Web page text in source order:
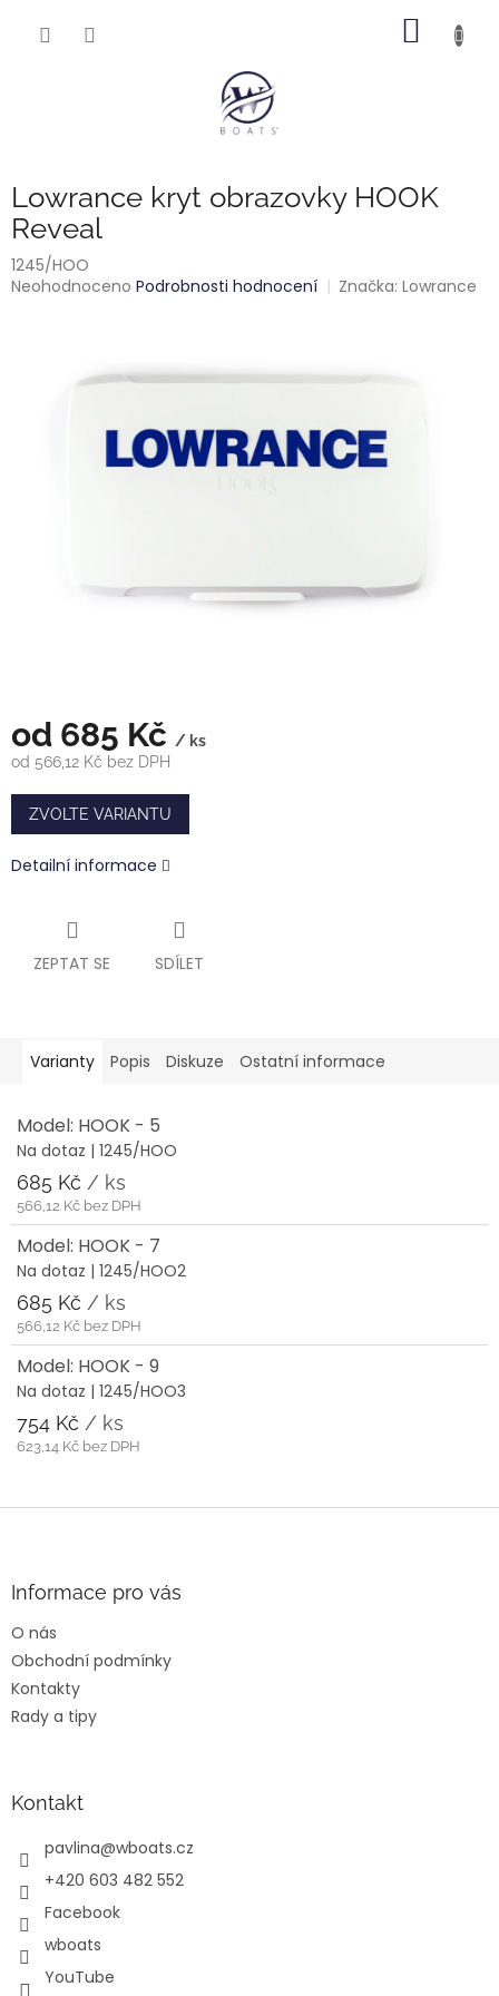
Lowrance kryt obrazovky HOOK
Reveal
1245/HOO
Průměrné
Neohodnoceno Podrobnosti hodnocení Značka:Lowrance
od 685 Kč / ks
od 566,12 Kč bez DPH
Měrná
cena:
ZVOLTE VARIANTU
Detailní informace
ZEPTAT SE SDÍLET
Varianty Popis Diskuze Ostatní informace
Model: HOOK - 5
Na dotaz | 1245/HOO
685 Kč / ks
566,12 Kč bez DPH
Model: HOOK - 7
Na dotaz | 1245/HOO2
685 Kč / ks
566,12 Kč bez DPH
Model: HOOK - 9
Na dotaz | 1245/HOO3
754 Kč / ks
623,14 Kč bez DPH
Informace pro vás
O nás
Obchodní podmínky
Kontakty
Rady a tipy
Kontakt
pavlina@wboats.cz
+420 603 482 552
Facebook
wboats
YouTube